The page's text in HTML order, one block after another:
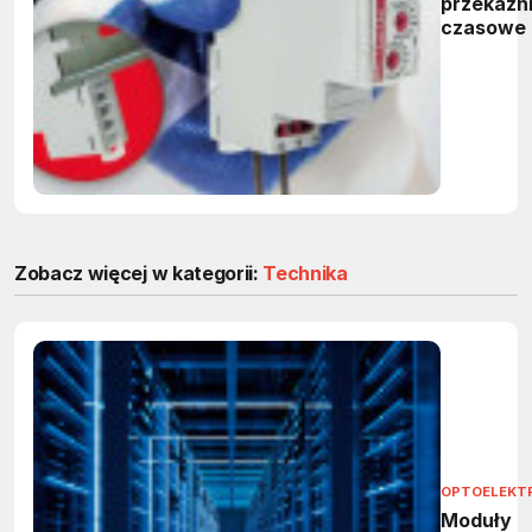
Zobacz więcej w kategorii: Technika
Moduły